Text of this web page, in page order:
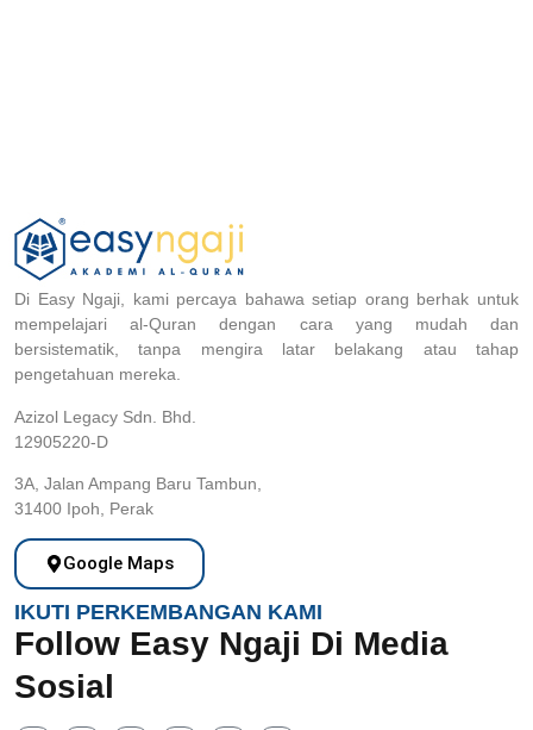
Di Easy Ngaji, kami percaya bahawa setiap orang berhak untuk
mempelajari al-Quran dengan cara yang mudah dan
bersistematik, tanpa mengira latar belakang atau tahap
pengetahuan mereka.
Azizol Legacy Sdn. Bhd.
12905220-D
3A, Jalan Ampang Baru Tambun,
31400 Ipoh, Perak
Google Maps
IKUTI PERKEMBANGAN KAMI
Follow Easy Ngaji Di Media
Sosial